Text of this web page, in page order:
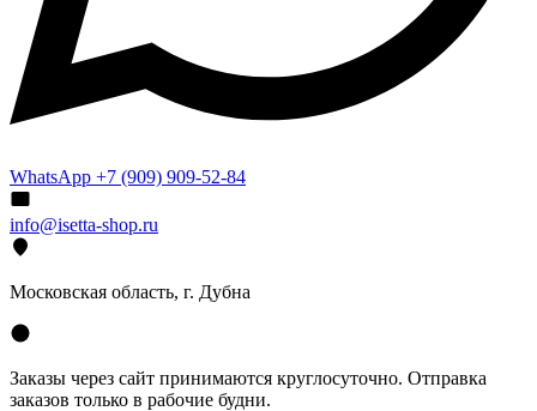
WhatsApp +7 (909) 909-52-84
info@isetta-shop.ru
Московская область, г. Дубна
Заказы через сайт принимаются круглосуточно. Отправка
заказов только в рабочие будни.